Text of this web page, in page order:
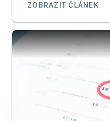
(německy) anebo také
(francouzsky).
ZOBRAZIT ČLÁNEK